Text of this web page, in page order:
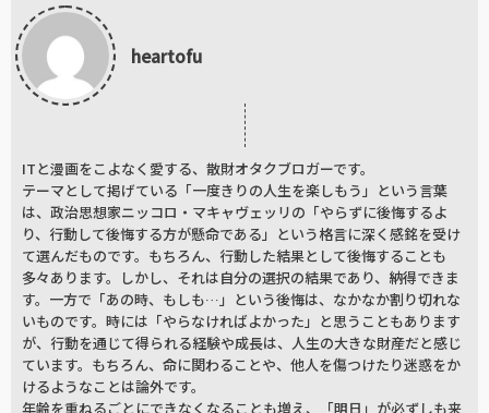
heartofu
ITと漫画をこよなく愛する、散財オタクブロガーです。
テーマとして掲げている「一度きりの人生を楽しもう」という言葉
は、政治思想家ニッコロ・マキャヴェッリの「やらずに後悔するよ
り、行動して後悔する方が懸命である」という格言に深く感銘を受け
て選んだものです。もちろん、行動した結果として後悔することも
多々あります。しかし、それは自分の選択の結果であり、納得できま
す。一方で「あの時、もしも…」という後悔は、なかなか割り切れな
いものです。時には「やらなければよかった」と思うこともあります
が、行動を通じて得られる経験や成長は、人生の大きな財産だと感じ
ています。もちろん、命に関わることや、他人を傷つけたり迷惑をか
けるようなことは論外です。
年齢を重ねるごとにできなくなることも増え、「明日」が必ずしも来